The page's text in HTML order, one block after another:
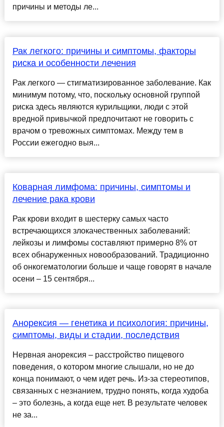
причины и методы ле...
Рак легкого: причины и симптомы, факторы
риска и особенности лечения
Рак легкого — стигматизированное заболевание. Как
минимум потому, что, поскольку основной группой
риска здесь являются курильщики, люди с этой
вредной привычкой предпочитают не говорить с
врачом о тревожных симптомах. Между тем в
России ежегодно выя...
Коварная лимфома: причины, симптомы и
лечение рака крови
Рак крови входит в шестерку самых часто
встречающихся злокачественных заболеваний:
лейкозы и лимфомы составляют примерно 8% от
всех обнаруженных новообразований. Традиционно
об онкогематологии больше и чаще говорят в начале
осени – 15 сентября...
Анорексия — генетика и психология: причины,
симптомы, виды и стадии, последствия
Нервная анорексия – расстройство пищевого
поведения, о котором многие слышали, но не до
конца понимают, о чем идет речь. Из-за стереотипов,
связанных с незнанием, трудно понять, когда худоба
– это болезнь, а когда еще нет. В результате человек
не за...